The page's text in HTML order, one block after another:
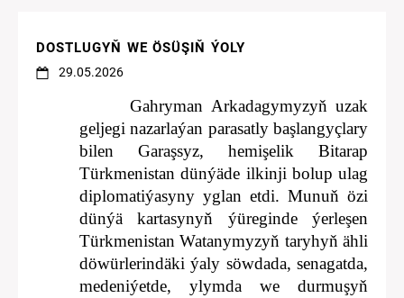
DOSTLUGYŇ WE ÖSÜŞIŇ ÝOLY
29.05.2026
Gahryman Arkadagymyzyň uzak
geljegi nazarlaýan parasatly başlangyçlary
bilen Garaşsyz, hemişelik Bitarap
Türkmenistan dünýäde ilkinji bolup ulag
diplomatiýasyny yglan etdi. Munuň özi
dünýä kartasynyň ýüreginde ýerleşen
Türkmenistan Watanymyzyň taryhyň ähli
döwürlerindäki ýaly söwdada, senagatda,
medeniýetde, ylymda we durmuşyň